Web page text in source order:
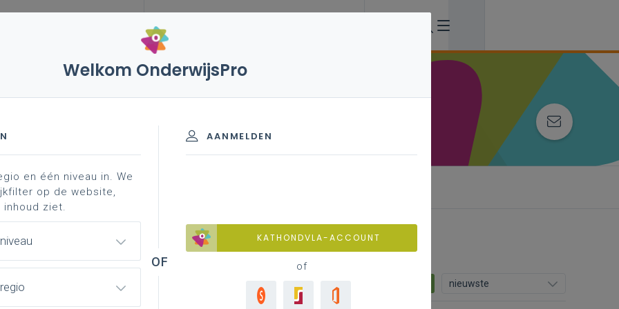
vakken en leerplannen 3de graad
3de graad - D/A-finaliteit
achtergrond
nieuwste
Welkom OnderwijsPro
AANMELDEN
KATHONDVLA-ACCOUNT
of
en één niveau in. We
op de website,
ziet.